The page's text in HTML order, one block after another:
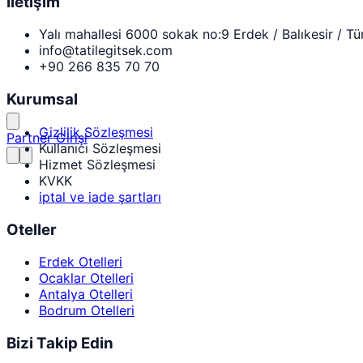
Partner Girişi
Yalı mahallesi 6000 sokak no:9 Erdek / Balıkesir /
info@tatilegitsek.com
+90 266 835 70 70
Kurumsal
Gizlilik Sözleşmesi
Kullanıcı Sözleşmesi
Hizmet Sözleşmesi
KVKK
iptal ve iade şartları
Oteller
Erdek Otelleri
Ocaklar Otelleri
Antalya Otelleri
Bodrum Otelleri
Bizi Takip Edin